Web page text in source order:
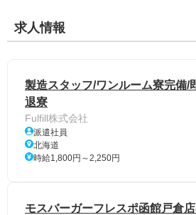
求人情報
製造スタッフ/ワンルーム寮完備/
退寮
Fulfill株式会社
派遣社員
北海道
時給1,800円～2,250円
モスバーガーフレスポ函館戸倉